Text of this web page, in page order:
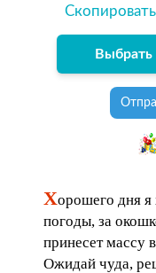
Хорошего дня
погоды, за
принесет массу
Ожидай чуда,